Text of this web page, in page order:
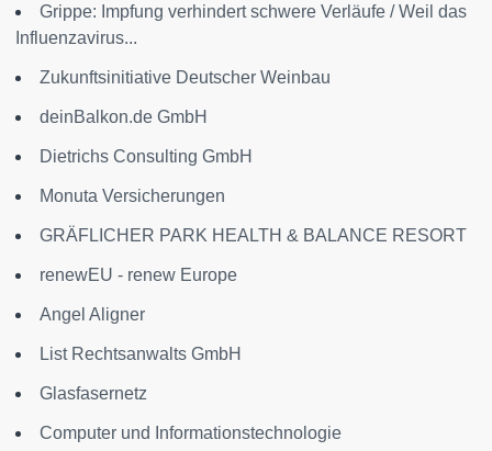
Grippe: Impfung verhindert schwere Verläufe / Weil das
Influenzavirus...
Zukunftsinitiative Deutscher Weinbau
deinBalkon.de GmbH
Dietrichs Consulting GmbH
Monuta Versicherungen
GRÄFLICHER PARK HEALTH & BALANCE RESORT
renewEU - renew Europe
Angel Aligner
List Rechtsanwalts GmbH
Glasfasernetz
Computer und Informationstechnologie